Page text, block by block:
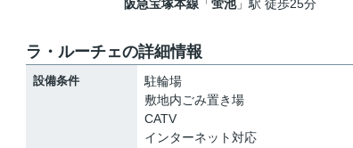
阪急宝塚本線 「 蛍池」駅 徒歩25分
ラ・ルーチェの詳細情報
設備条件
駐輪場
敷地内ごみ置き場
CATV
インターネット対応